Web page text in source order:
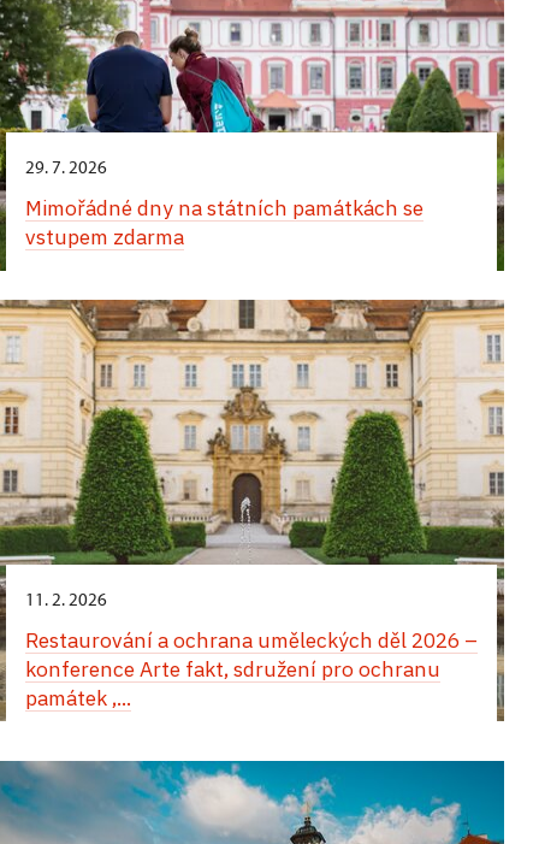
29. 7. 2026
Mimořádné dny na státních památkách se
vstupem zdarma
11. 2. 2026
Restaurování a ochrana uměleckých děl 2026 –
konference Arte fakt, sdružení pro ochranu
památek ,...